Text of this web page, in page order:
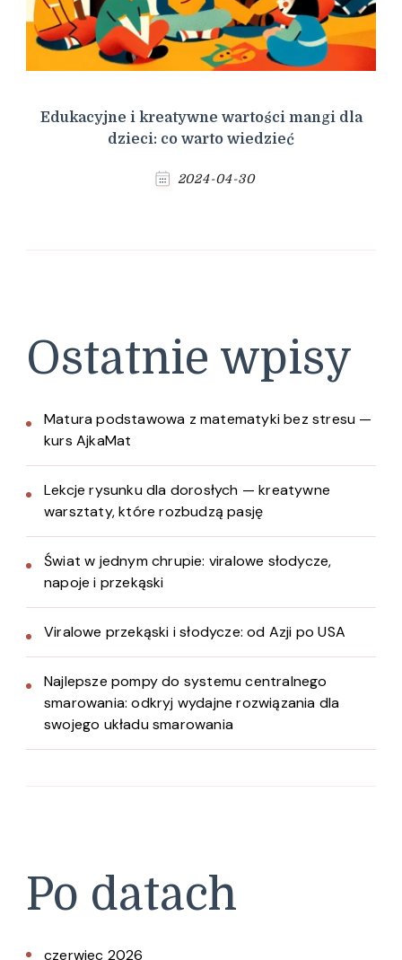
Edukacyjne i kreatywne wartości mangi dla
dzieci: co warto wiedzieć
2024-04-30
Ostatnie wpisy
Matura podstawowa z matematyki bez stresu —
kurs AjkaMat
Lekcje rysunku dla dorosłych — kreatywne
warsztaty, które rozbudzą pasję
Świat w jednym chrupie: viralowe słodycze,
napoje i przekąski
Viralowe przekąski i słodycze: od Azji po USA
Najlepsze pompy do systemu centralnego
smarowania: odkryj wydajne rozwiązania dla
swojego układu smarowania
Po datach
czerwiec 2026